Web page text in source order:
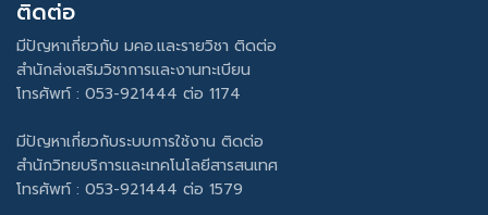
ติดต่อ
มีปัญหาเกี่ยวกับ มคอ.และรายวิชา ติดต่อ
สำนักส่งเสริมวิชาการและงานทะเบียน
โทรศัพท์ : 053-921444 ต่อ 1174
มีปัญหาเกี่ยวกับระบบการใช้งาน ติดต่อ
สำนักวิทยบริการและเทคโนโลยีสารสนเทศ
โทรศัพท์ : 053-921444 ต่อ 1579